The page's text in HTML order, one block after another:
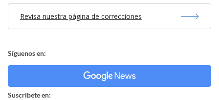
Revisa nuestra página de correcciones
Síguenos en:
Suscríbete en: